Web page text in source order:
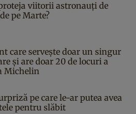
viitorii astronauți de
pe Marte?
care servește doar un singur
și are doar 20 de locuri a
Michelin
pe care le-ar putea avea
pentru slăbit